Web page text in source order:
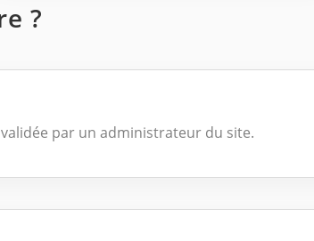
?
par un administrateur du site.